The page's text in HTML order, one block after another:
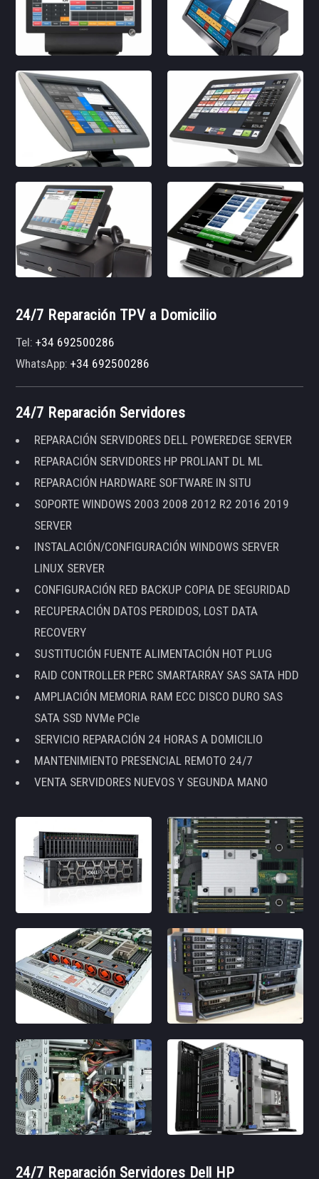
24/7 Reparación TPV a Domicilio
Tel:+34 692500286
WhatsApp:+34 692500286
24/7 Reparación Servidores
REPARACIÓN SERVIDORES DELL POWEREDGE SERVER
REPARACIÓN SERVIDORES HP PROLIANT DL ML
REPARACIÓN HARDWARE SOFTWARE IN SITU
SOPORTE WINDOWS 2003 2008 2012 R2 2016 2019
SERVER
INSTALACIÓN/CONFIGURACIÓN WINDOWS SERVER
LINUX SERVER
CONFIGURACIÓN RED BACKUP COPIA DE SEGURIDAD
RECUPERACIÓN DATOS PERDIDOS, LOST DATA
RECOVERY
SUSTITUCIÓN FUENTE ALIMENTACIÓN HOT PLUG
RAID CONTROLLER PERC SMARTARRAY SAS SATA HDD
AMPLIACIÓN MEMORIA RAM ECC DISCO DURO SAS
SATA SSD NVMe PCIe
SERVICIO REPARACIÓN 24 HORAS A DOMICILIO
MANTENIMIENTO PRESENCIAL REMOTO 24/7
VENTA SERVIDORES NUEVOS Y SEGUNDA MANO
24/7 Reparación Servidores Dell HP